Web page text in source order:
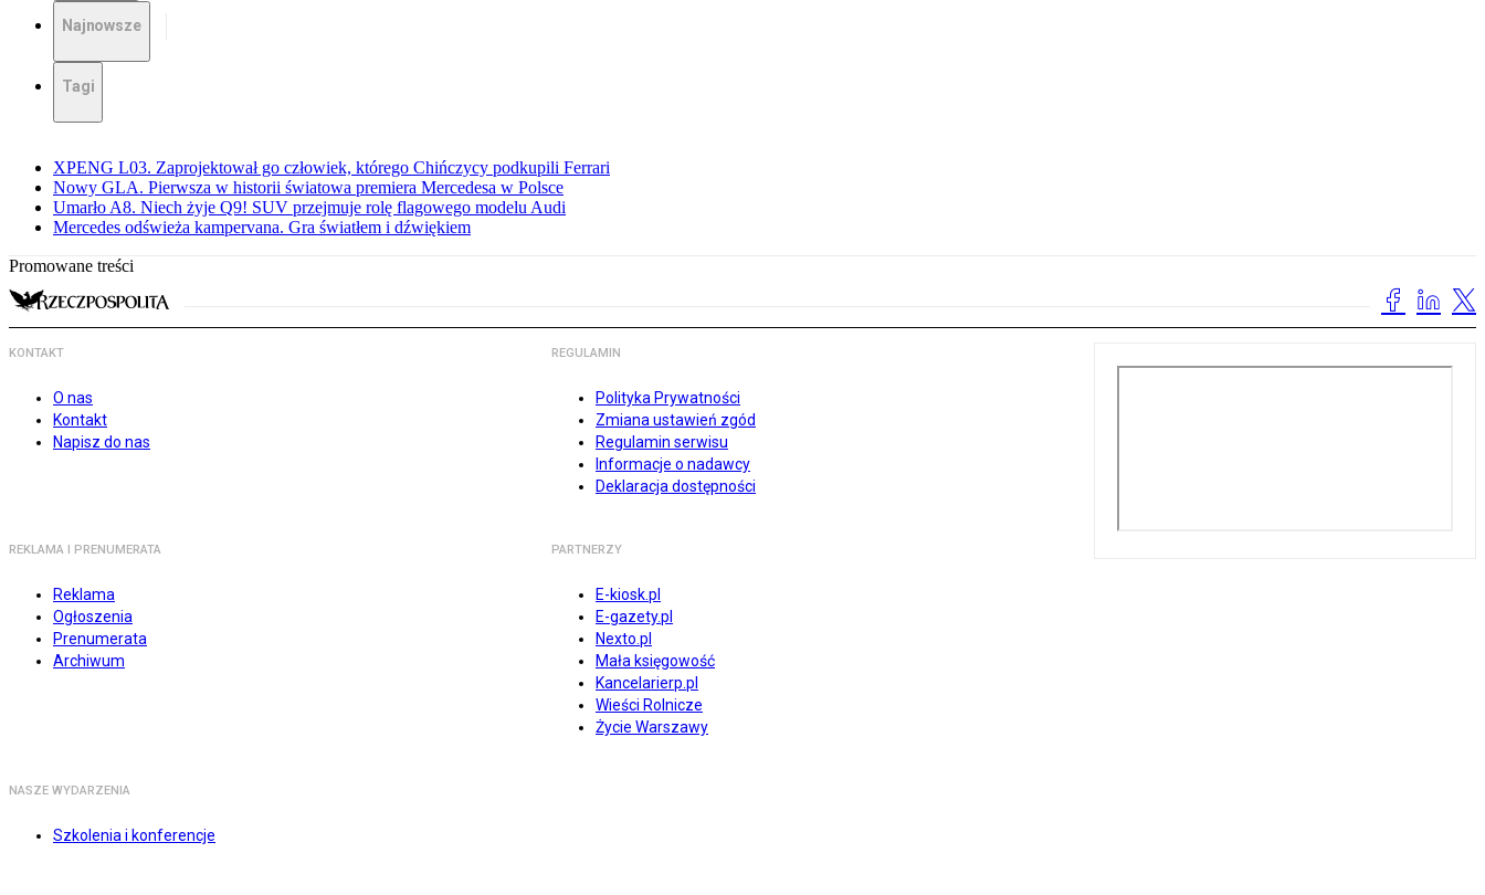
Najnowsze
Tagi
XPENG L03. Zaprojektował go człowiek, którego Chińczycy podkupili Ferrari
Nowy GLA. Pierwsza w historii światowa premiera Mercedesa w Polsce
Umarło A8. Niech żyje Q9! SUV przejmuje rolę flagowego modelu Audi
Mercedes odświeża kampervana. Gra światłem i dźwiękiem
Promowane treści
KONTAKT
O nas
Kontakt
Napisz do nas
REGULAMIN
Polityka Prywatności
Zmiana ustawień zgód
Regulamin serwisu
Informacje o nadawcy
Deklaracja dostępności
REKLAMA I PRENUMERATA
Reklama
Ogłoszenia
Prenumerata
Archiwum
PARTNERZY
E-kiosk.pl
E-gazety.pl
Nexto.pl
Mała księgowość
Kancelarierp.pl
Wieści Rolnicze
Życie Warszawy
NASZE WYDARZENIA
Szkolenia i konferencje